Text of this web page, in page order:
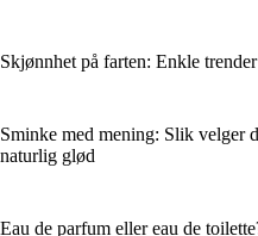
Skjønnhet på farten: Enkle
Sminke med mening: Slik velger
naturlig glød
Eau de parfum eller eau de